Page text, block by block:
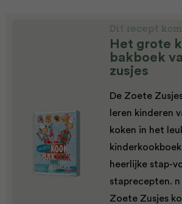
Dit recept
Het grote
bakboek
zusjes
De Zoete
leren kinderen
koken in het
heerlijke stap-
staprecepten.
Zoete Zusjes